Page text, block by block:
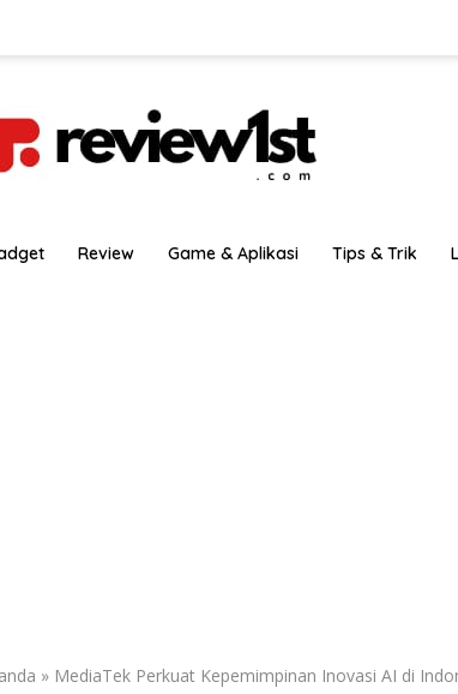
Review Game & Aplikasi Tips & Trik
» MediaTek Perkuat Kepemimpinan Inovasi AI di